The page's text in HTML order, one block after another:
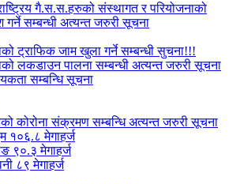
गै.स.स.हरुको संस्थागत र परियोजनाको
गर्ने सम्बन्धी अत्यन्त जरुरी सूचना
ट्राफिक जाम खुला गर्ने सम्बन्धी सुचना!!!
लकडाउन पालना सम्बन्धी अत्यन्त जरुरी सूचना
सम्बन्धि सूचना
कोरोना संक्रमण सम्बन्धि अत्यन्त जरुरी सूचना
१०६.८ मेगाहर्ज
९०.३ मेगाहर्ज
८९ मेगाहर्ज